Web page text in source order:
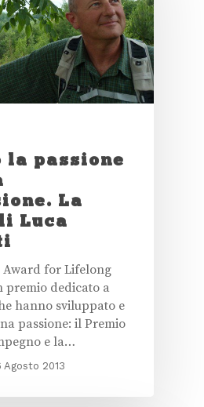
la passione
La
Luca
Award for Lifelong
premio dedicato a
hanno sviluppato e
passione: il Premio
e la…
Agosto 2013